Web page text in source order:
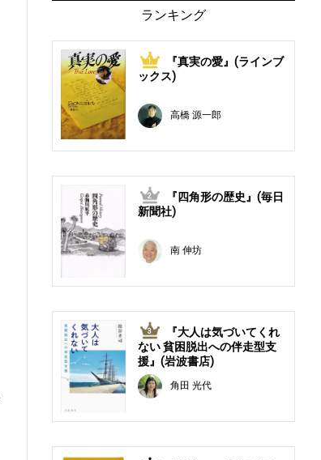
ランキング
1
『真実の愛』(ラインブ
ックス)
高橋 源一郎
2
『四角形の歴史』(毎日
新聞社)
南 伸坊
3
『大人は気づいてくれ
ない 貧困脱出への伴走型支
援』(岩波書店)
角田 光代